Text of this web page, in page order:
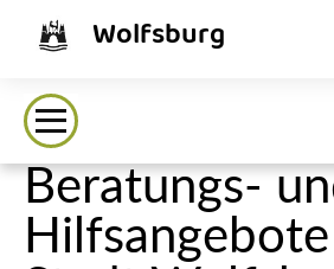
Wolfsburg
Beratungs-